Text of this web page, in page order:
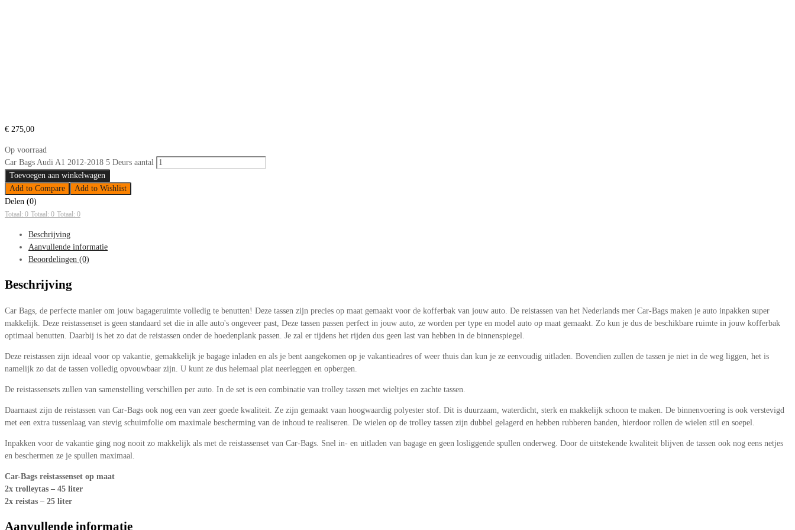
€ 275,00
Op voorraad
Car Bags Audi A1 2012-2018 5 Deurs aantal
Toevoegen aan winkelwagen
Add to Compare
Add to Wishlist
Delen (0)
Totaal: 0 Totaal: 0 Totaal: 0
Beschrijving
Aanvullende informatie
Beoordelingen (0)
Beschrijving
Car Bags, de perfecte manier om jouw bagageruimte volledig te benutten! Deze tassen zijn precies op maat gemaakt voor de kofferbak van jouw auto. De reistassen van het Nederlands mer Car-Bags maken je auto inpakken super
makkelijk. Deze reistassenset is geen standaard set die in alle auto's ongeveer past, Deze tassen passen perfect in jouw auto, ze worden per type en model auto op maat gemaakt. Zo kun je dus de beschikbare ruimte in jouw kofferbak
optimaal benutten. Daarbij is het zo dat de reistassen onder de hoedenplank passen. Je zal er tijdens het rijden dus geen last van hebben in de binnenspiegel.
Deze reistassen zijn ideaal voor op vakantie, gemakkelijk je bagage inladen en als je bent aangekomen op je vakantieadres of weer thuis dan kun je ze eenvoudig uitladen. Bovendien zullen de tassen je niet in de weg liggen, het is
namelijk zo dat de tassen volledig opvouwbaar zijn. U kunt ze dus helemaal plat neerleggen en opbergen.
De reistassensets zullen van samenstelling verschillen per auto. In de set is een combinatie van trolley tassen met wieltjes en zachte tassen.
Daarnaast zijn de reistassen van Car-Bags ook nog een van zeer goede kwaliteit. Ze zijn gemaakt vaan hoogwaardig polyester stof. Dit is duurzaam, waterdicht, sterk en makkelijk schoon te maken. De binnenvoering is ook verstevigd
met een extra tussenlaag van stevig schuimfolie om maximale bescherming van de inhoud te realiseren. De wielen op de trolley tassen zijn dubbel gelagerd en hebben rubberen banden, hierdoor rollen de wielen stil en soepel.
Inpakken voor de vakantie ging nog nooit zo makkelijk als met de reistassenset van Car-Bags. Snel in- en uitladen van bagage en geen losliggende spullen onderweg. Door de uitstekende kwaliteit blijven de tassen ook nog eens netjes
en beschermen ze je spullen maximaal.
Car-Bags reistassenset op maat
2x trolleytas – 45 liter
2x reistas – 25 liter
Aanvullende informatie